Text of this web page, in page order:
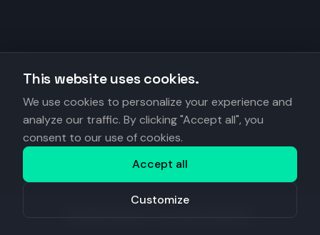
This website uses cookies.
We use cookies to personalize your experience and
analyze our traffic. By clicking "Accept all", you
consent to our use of cookies.
Accept all
Customize